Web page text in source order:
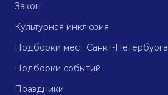
Закон
Культурная инклюзия
Подборки мест Санкт-Петербурга
Подборки событий
Праздники